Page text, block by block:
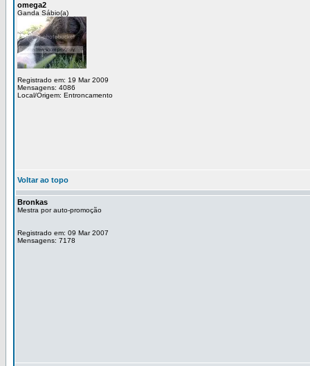
omega2
Ganda Sábio(a)
Registrado em: 19 Mar 2009
Mensagens: 4086
Local/Origem: Entroncamento
Voltar ao topo
Bronkas
Mestra por auto-promoção
Registrado em: 09 Mar 2007
Mensagens: 7178